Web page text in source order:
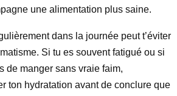
une alimentation plus saine.
dans la journée peut t’éviter
Si tu es souvent fatigué ou si
de manger sans vraie faim,
ton hydratation avant de conclure que